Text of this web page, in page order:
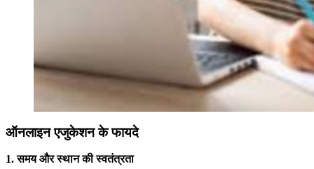
ऑनलाइन एजुकेशन के फायदे
1. समय और स्थान की स्वतंत्रता